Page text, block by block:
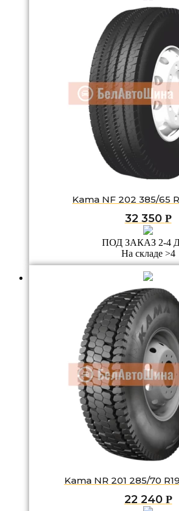
Kama NF 202 385/65
32 350 Р
ПОД ЗАКАЗ 2-4
На складе >4
Kama NR 201 285/70
22 240 Р